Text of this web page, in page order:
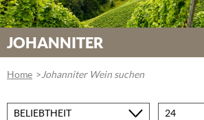
JOHANNITER
Home Johanniter Wein suchen
Sortieren
Produkte